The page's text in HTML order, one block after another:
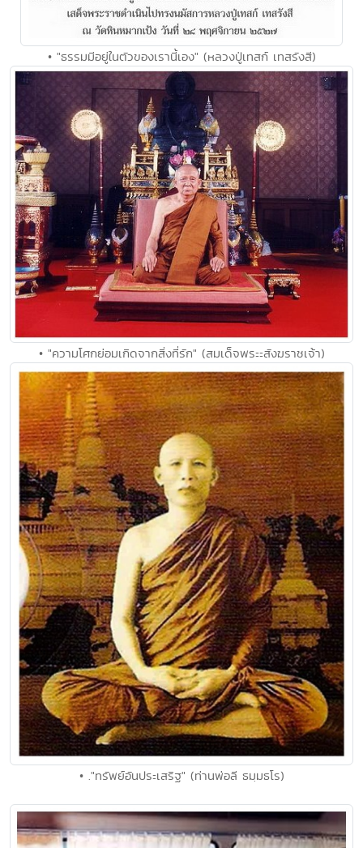
• "ธรรมมีอยู่ในตัวของเรานี้เอง" (หลวงปู่เทสก์ เทสรังสี)
• "ความโศกย่อมเกิดจากสิ่งที่รัก" (สมเด็จพระะสังฆราชเจ้า)
• ."ทรัพย์อันประเสริฐ" (ท่านพ่อลี ธมฺมธโร)